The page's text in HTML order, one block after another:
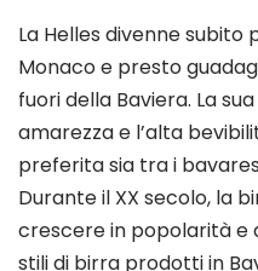
La Helles divenne
Monaco e presto
fuori della Baviera. La
amarezza e l’alta
preferita sia tra i
Durante il XX secolo, la
crescere in popolarità e
stili di birra prodotti in